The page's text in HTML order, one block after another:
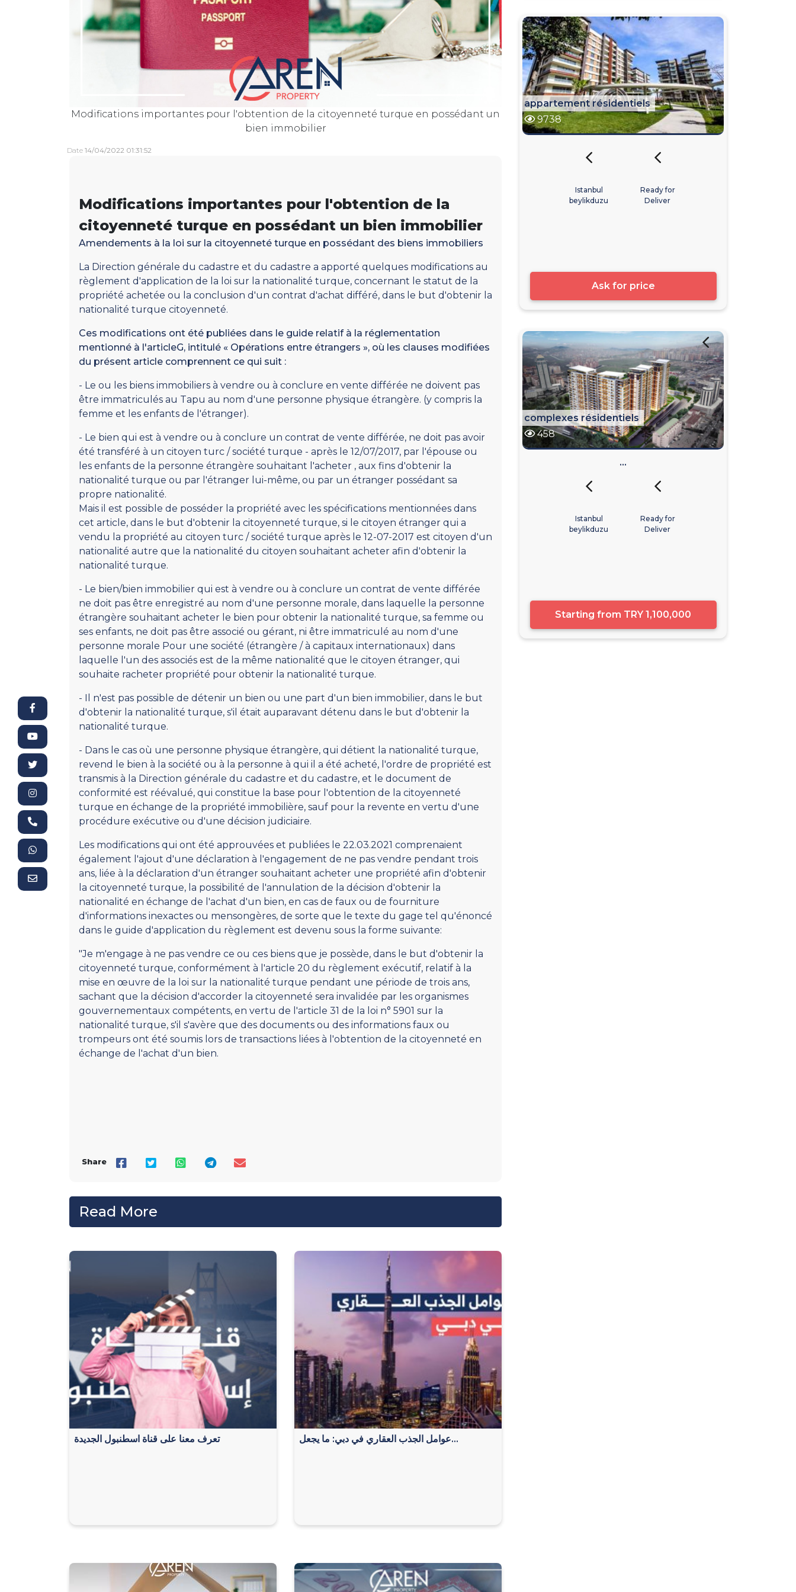
Modifications importantes pour l'obtention de la citoyenneté turque en possédant un
bien immobilier
Date 14/04/2022 01:31:52
Modifications importantes pour l'obtention de la
citoyenneté turque en possédant un bien immobilier
Amendements à la loi sur la citoyenneté turque en possédant des biens immobiliers
La Direction générale du cadastre et du cadastre a apporté quelques modifications au
règlement d'application de la loi sur la nationalité turque, concernant le statut de la
propriété achetée ou la conclusion d'un contrat d'achat différé, dans le but d'obtenir la
nationalité turque citoyenneté.
Ces modifications ont été publiées dans le guide relatif à la réglementation
mentionné à l'articleG, intitulé « Opérations entre étrangers », où les clauses modifiées
du présent article comprennent ce qui suit :
- Le ou les biens immobiliers à vendre ou à conclure en vente différée ne doivent pas
être immatriculés au Tapu au nom d'une personne physique étrangère. (y compris la
femme et les enfants de l'étranger).
- Le bien qui est à vendre ou à conclure un contrat de vente différée, ne doit pas avoir
été transféré à un citoyen turc / société turque - après le 12/07/2017, par l'épouse ou
les enfants de la personne étrangère souhaitant l'acheter , aux fins d'obtenir la
nationalité turque ou par l'étranger lui-même, ou par un étranger possédant sa
propre nationalité.
Mais il est possible de posséder la propriété avec les spécifications mentionnées dans
cet article, dans le but d'obtenir la citoyenneté turque, si le citoyen étranger qui a
vendu la propriété au citoyen turc / société turque après le 12-07-2017 est citoyen d'un
nationalité autre que la nationalité du citoyen souhaitant acheter afin d'obtenir la
nationalité turque.
- Le bien/bien immobilier qui est à vendre ou à conclure un contrat de vente différée
ne doit pas être enregistré au nom d'une personne morale, dans laquelle la personne
étrangère souhaitant acheter le bien pour obtenir la nationalité turque, sa femme ou
ses enfants, ne doit pas être associé ou gérant, ni être immatriculé au nom d'une
personne morale Pour une société (étrangère / à capitaux internationaux) dans
laquelle l'un des associés est de la même nationalité que le citoyen étranger, qui
souhaite racheter propriété pour obtenir la nationalité turque.
- Il n'est pas possible de détenir un bien ou une part d'un bien immobilier, dans le but
d'obtenir la nationalité turque, s'il était auparavant détenu dans le but d'obtenir la
nationalité turque.
- Dans le cas où une personne physique étrangère, qui détient la nationalité turque,
revend le bien à la société ou à la personne à qui il a été acheté, l'ordre de propriété est
transmis à la Direction générale du cadastre et du cadastre, et le document de
conformité est réévalué, qui constitue la base pour l'obtention de la citoyenneté
turque en échange de la propriété immobilière, sauf pour la revente en vertu d'une
procédure exécutive ou d'une décision judiciaire.
Les modifications qui ont été approuvées et publiées le 22.03.2021 comprenaient
également l'ajout d'une déclaration à l'engagement de ne pas vendre pendant trois
ans, liée à la déclaration d'un étranger souhaitant acheter une propriété afin d'obtenir
la citoyenneté turque, la possibilité de l'annulation de la décision d'obtenir la
nationalité en échange de l'achat d'un bien, en cas de faux ou de fourniture
d'informations inexactes ou mensongères, de sorte que le texte du gage tel qu'énoncé
dans le guide d'application du règlement est devenu sous la forme suivante:
"Je m'engage à ne pas vendre ce ou ces biens que je possède, dans le but d'obtenir la
citoyenneté turque, conformément à l'article 20 du règlement exécutif, relatif à la
mise en œuvre de la loi sur la nationalité turque pendant une période de trois ans,
sachant que la décision d'accorder la citoyenneté sera invalidée par les organismes
gouvernementaux compétents, en vertu de l'article 31 de la loi n° 5901 sur la
nationalité turque, s'il s'avère que des documents ou des informations faux ou
trompeurs ont été soumis lors de transactions liées à l'obtention de la citoyenneté en
échange de l'achat d'un bien.
Share
Read More
تعرف معنا على قناة اسطنبول الجديدة عوامل الجذب العقاري في دبي: ما يجعل...
appartement résidentiels
9738
Istanbul
beylikduzu
Ready for
Deliver
Ask for price
complexes résidentiels
458
...
Istanbul
beylikduzu
Ready for
Deliver
Starting from TRY 1,100,000